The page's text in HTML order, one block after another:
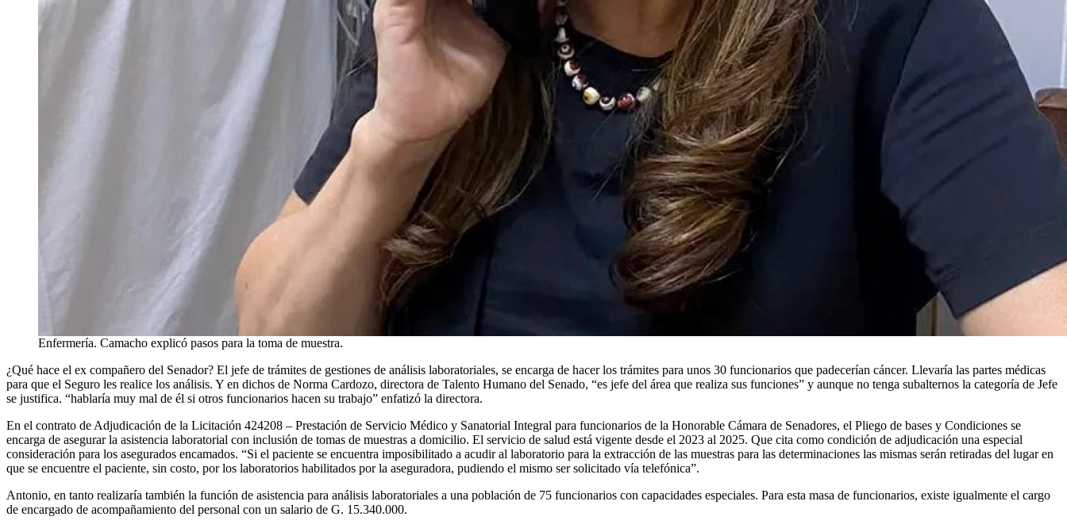
Enfermería. Camacho explicó pasos para la toma de muestra.
¿Qué hace el ex compañero del Senador? El jefe de trámites de gestiones de análisis laboratoriales, se encarga de hacer los trámites para unos 30 funcionarios que padecerían cáncer. Llevaría las partes médicas
para que el Seguro les realice los análisis. Y en dichos de Norma Cardozo, directora de Talento Humano del Senado, “es jefe del área que realiza sus funciones” y aunque no tenga subalternos la categoría de Jefe
se justifica. “hablaría muy mal de él si otros funcionarios hacen su trabajo” enfatizó la directora.
En el contrato de Adjudicación de la Licitación 424208 – Prestación de Servicio Médico y Sanatorial Integral para funcionarios de la Honorable Cámara de Senadores, el Pliego de bases y Condiciones se
encarga de asegurar la asistencia laboratorial con inclusión de tomas de muestras a domicilio. El servicio de salud está vigente desde el 2023 al 2025. Que cita como condición de adjudicación una especial
consideración para los asegurados encamados. “Si el paciente se encuentra imposibilitado a acudir al laboratorio para la extracción de las muestras para las determinaciones las mismas serán retiradas del lugar en
que se encuentre el paciente, sin costo, por los laboratorios habilitados por la aseguradora, pudiendo el mismo ser solicitado vía telefónica”.
Antonio, en tanto realizaría también la función de asistencia para análisis laboratoriales a una población de 75 funcionarios con capacidades especiales. Para esta masa de funcionarios, existe igualmente el cargo
de encargado de acompañamiento del personal con un salario de G. 15.340.000.